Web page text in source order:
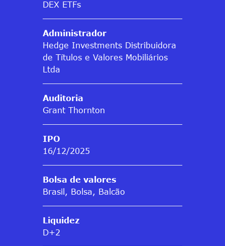
DEX ETFs
Administrador
Hedge Investments Distribuidora
de Títulos e Valores Mobiliários
Ltda
Auditoria
Grant Thornton
IPO
16/12/2025
Bolsa de valores
Brasil, Bolsa, Balcão
Liquidez
D+2